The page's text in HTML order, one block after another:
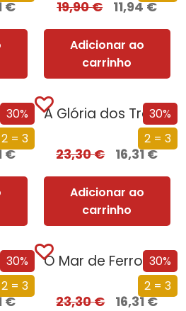
€ 19,90€ 11,94€
Adicionar ao
carrinho
30%
2 = 3
O Despertar da Magia (Edição especial limitada)
€
30%
2 = 3
A Glória dos Traidores (Edição especial limitada)
23,30€ 16,31€
Adicionar ao
carrinho
30%
2 = 3
A Tormenta de Espadas (Edição especial limitada)
€
30%
2 = 3
O Mar de Ferro (Edição especial limitada)
23,30€ 16,31€